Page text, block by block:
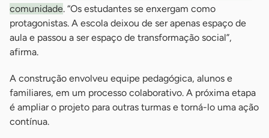
comunidade. “Os estudantes se enxergam como
protagonistas. A escola deixou de ser apenas espaço de
aula e passou a ser espaço de transformação social”,
afirma.
A construção envolveu equipe pedagógica, alunos e
familiares, em um processo colaborativo. A próxima etapa
é ampliar o projeto para outras turmas e torná-lo uma ação
contínua.